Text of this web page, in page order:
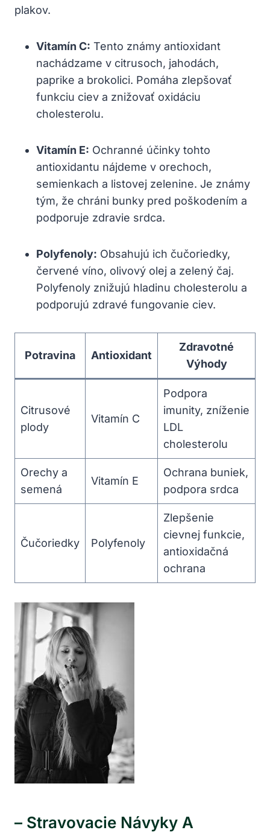
plakov.
Vitamín C: Tento známy antioxidant
nachádzame ⁣v citrusoch, jahodách,
paprike a brokolici.⁣ Pomáha zlepšovať​
funkciu ‍ciev a znižovať oxidáciu
‍cholesterolu.
Vitamín⁢ E: Ochranné účinky tohto
antioxidantu ​nájdeme⁤ v orechoch,
semienkach a listovej zelenine. Je známy
tým, že ‍chráni bunky pred poškodením a
podporuje zdravie ⁤srdca.
Polyfenoly: Obsahujú ich čučoriedky,
červené víno, olivový olej a zelený čaj.
⁢Polyfenoly znižujú ‍hladinu ⁢cholesterolu a
podporujú zdravé fungovanie ciev.
Potravina Antioxidant
Zdravotné
Výhody
Citrusové
plody
Vitamín​ C
Podpora
⁢imunity, zníženie
LDL
cholesterolu
Orechy ⁢a
semená
Vitamín‍ E
Ochrana buniek,
podpora srdca
Čučoriedky Polyfenoly
Zlepšenie
cievnej funkcie,
antioxidačná
ochrana
– Stravovacie Návyky A